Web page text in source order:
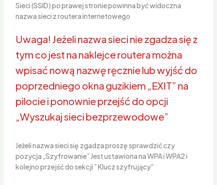
Sieci (SSID) po prawej stronie powinna być widoczna
nazwa sieci z routera internetowego
Uwaga! Jeżeli nazwa sieci nie zgadza się z
tym co jest na naklejce routera można
wpisać nową nazwę ręcznie lub wyjść do
poprzedniego okna guzikiem „EXIT” na
pilocie i ponownie przejść do opcji
„Wyszukaj sieci bezprzewodowe”
Jeżeli nazwa sieci się zgadza proszę sprawdzić czy
pozycja „Szyfrowanie” Jest ustawiona na WPA i WPA2 i
kolejno przejść do sekcji ” Klucz szyfrujący”